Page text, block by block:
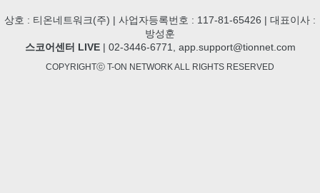
상호 : 티온네트워크(주) | 사업자등록번호 : 117-81-65426 | 대표이사 :
방성훈
스코어센터 LIVE| 02-3446-6771, app.support@tionnet.com
COPYRIGHTⓒ T-ON NETWORK ALL RIGHTS RESERVED